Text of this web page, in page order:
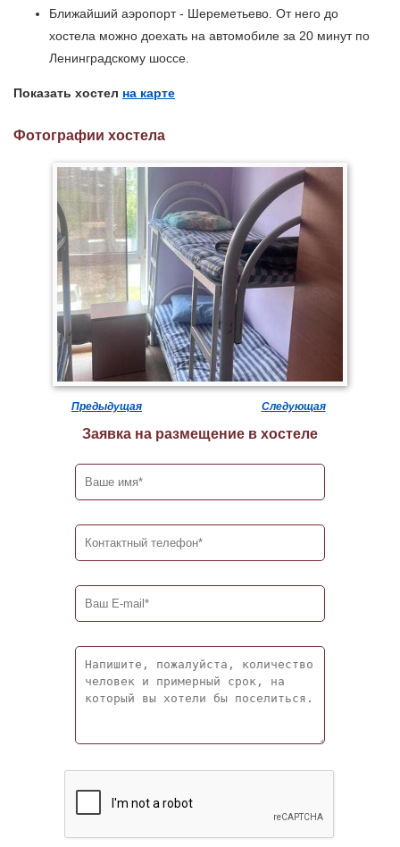
Ближайший аэропорт - Шереметьево. От него до
хостела можно доехать на автомобиле за 20 минут по
Ленинградскому шоссе.
Показать хостел на карте
Фотографии хостела
Предыдущая Следующая
Заявка на размещение в хостеле